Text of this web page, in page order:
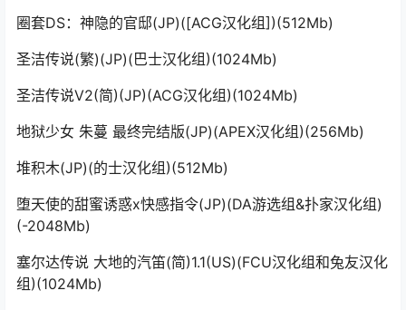
圈套DS：神隐的官邸(JP)([ACG汉化组])(512Mb)
圣洁传说(繁)(JP)(巴士汉化组)(1024Mb)
圣洁传说V2(简)(JP)(ACG汉化组)(1024Mb)
地狱少女 朱蔓 最终完结版(JP)(APEX汉化组)(256Mb)
堆积木(JP)(的士汉化组)(512Mb)
堕天使的甜蜜诱惑x快感指令(JP)(DA游选组&扑家汉化组)
(-2048Mb)
塞尔达传说 大地的汽笛(简)1.1(US)(FCU汉化组和兔友汉化
组)(1024Mb)